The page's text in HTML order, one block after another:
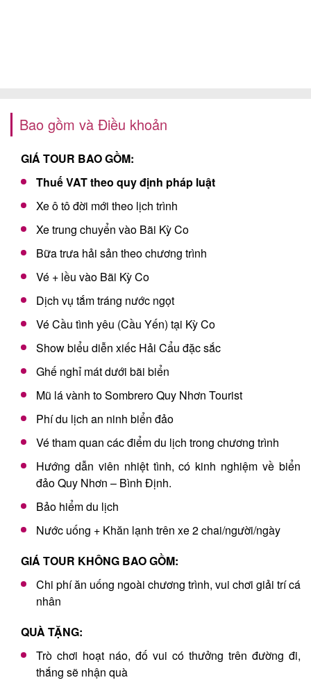
Bao gồm và Điều khoản
GIÁ TOUR BAO GỒM:
Thuế VAT theo quy định pháp luật
Xe ô tô đời mới theo lịch trình
Xe trung chuyển vào Bãi Kỳ Co
Bữa trưa hải sản theo chương trình
Vé + lều vào Bãi Kỳ Co
Dịch vụ tắm tráng nước ngọt
Vé Cầu tình yêu (Cầu Yến) tại Kỳ Co
Show biểu diễn xiếc Hải Cẩu đặc sắc
Ghế nghỉ mát dưới bãi biển
Mũ lá vành to Sombrero Quy Nhơn Tourist
Phí du lịch an ninh biển đảo
Vé tham quan các điểm du lịch trong chương trình
Hướng dẫn viên nhiệt tình, có kinh nghiệm về biển
đảo Quy Nhơn – Bình Định.
Bảo hiểm du lịch
Nước uống + Khăn lạnh trên xe 2 chai/người/ngày
GIÁ TOUR KHÔNG BAO GỒM:
Chi phí ăn uống ngoài chương trình, vui chơi giải trí cá
nhân
QUÀ TẶNG:
Trò chơi hoạt náo, đố vui có thưởng trên đường đi,
thắng sẽ nhận quà